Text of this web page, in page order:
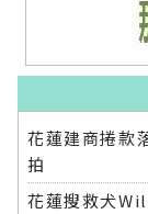
花蓮建商捲款
拍
花蓮搜救犬